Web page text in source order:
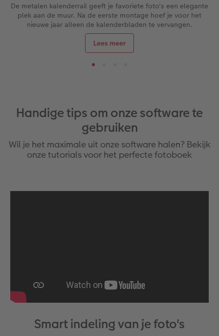
De metalen kalenderrail geeft je favoriete foto's een elegante
plek aan de muur. Na de eerste montage hoef je voor het
nieuwe jaar alleen de kalenderbladen te vervangen.
Lees meer
Handige tips om onze software te
gebruiken
Wil je het maximale uit onze software halen? Bekijk
onze tutorials voor het perfecte fotoboek
Smart indeling van je foto's